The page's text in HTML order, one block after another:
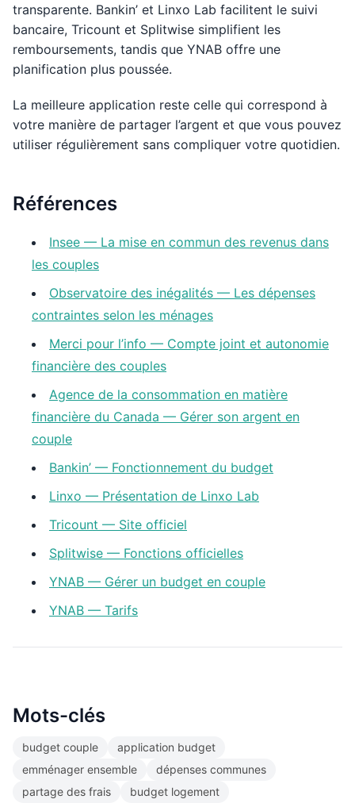
transparente. Bankin’ et Linxo Lab facilitent le suivi
bancaire, Tricount et Splitwise simplifient les
remboursements, tandis que YNAB offre une
planification plus poussée.
La meilleure application reste celle qui correspond à
votre manière de partager l’argent et que vous pouvez
utiliser régulièrement sans compliquer votre quotidien.
Références
Insee — La mise en commun des revenus dans
les couples
Observatoire des inégalités — Les dépenses
contraintes selon les ménages
Merci pour l’info — Compte joint et autonomie
financière des couples
Agence de la consommation en matière
financière du Canada — Gérer son argent en
couple
Bankin’ — Fonctionnement du budget
Linxo — Présentation de Linxo Lab
Tricount — Site officiel
Splitwise — Fonctions officielles
YNAB — Gérer un budget en couple
YNAB — Tarifs
Mots-clés
budget couple
application budget
emménager ensemble
dépenses communes
partage des frais
budget logement